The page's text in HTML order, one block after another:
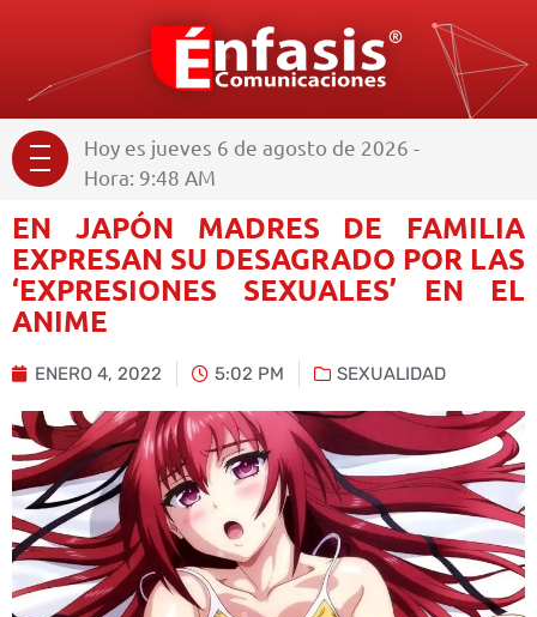
Hoy es jueves 6 de agosto de 2026 -
Hora: 9:48 AM
EN JAPÓN MADRES DE FAMILIA
EXPRESAN SU DESAGRADO POR LAS
‘EXPRESIONES SEXUALES’ EN EL
ANIME
ENERO 4, 2022 5:02 PM SEXUALIDAD